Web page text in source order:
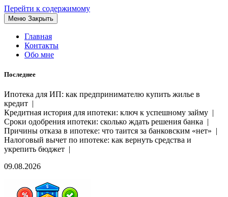
Перейти к содержимому
Меню Закрыть
Главная
Контакты
Обо мне
Последнее
Ипотека для ИП: как предпринимателю купить жилье в
кредит |
Кредитная история для ипотеки: ключ к успешному займу |
Сроки одобрения ипотеки: сколько ждать решения банка |
Причины отказа в ипотеке: что таится за банковским «нет» |
Налоговый вычет по ипотеке: как вернуть средства и
укрепить бюджет |
09.08.2026